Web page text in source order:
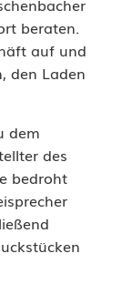
beraten.
auf und
den Laden
dem
des
bedroht